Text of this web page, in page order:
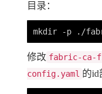
目录：
修改 fabric-ca-
config.yaml 的id